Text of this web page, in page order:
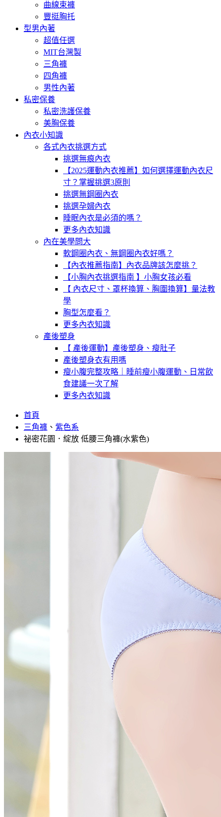
曲線束褲
豐挺胸托
型男內著
超值任選
MIT台灣製
三角褲
四角褲
男性內著
私密保養
私密洗護保養
美胸保養
內衣小知識
各式內衣挑選方式
挑選無痕內衣
【2025運動內衣推薦】如何選擇運動內衣尺
寸？掌握挑選3原則
挑選無鋼圈內衣
挑選孕婦內衣
睡眠內衣是必須的嗎？
更多內衣知識
內在美學問大
軟鋼圈內衣、無鋼圈內衣好嗎？
【內衣推薦指南】內衣品牌該怎麼挑？
【小胸內衣挑選指南 】小胸女孩必看
【 內衣尺寸、罩杯換算、胸圍換算】量法教
學
胸型怎麼看？
更多內衣知識
產後塑身
【 產後運動】產後塑身、瘦肚子
產後塑身衣有用嗎
瘦小腹完整攻略｜睡前瘦小腹運動、日常飲
食建議一次了解
更多內衣知識
首頁
三角褲 、 紫色系
祕密花園．綻放 低腰三角褲(水紫色)